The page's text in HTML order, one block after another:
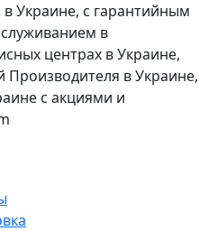
Украине, с гарантийным
в
центрах в Украине,
Производителя в Украине,
с акциями и